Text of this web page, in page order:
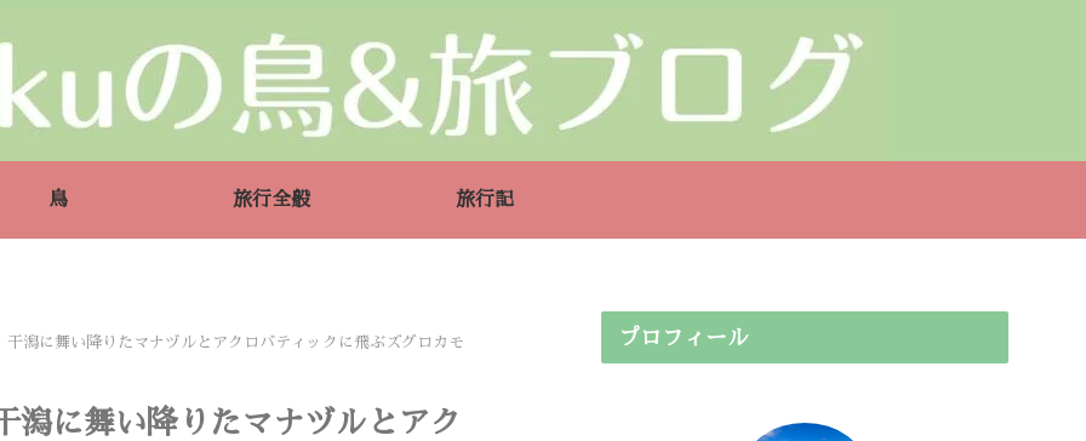
鳥 旅行全般 旅行記
潟に舞い降りたマナヅルとアクロバティックに飛ぶズグロカモ
に舞い降りたマナヅルとアク
プロフィール